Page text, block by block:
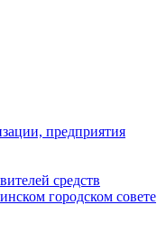
предприятия
средств
городском совете